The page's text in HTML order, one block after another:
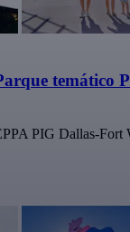
temático
PIG Dallas-Fort